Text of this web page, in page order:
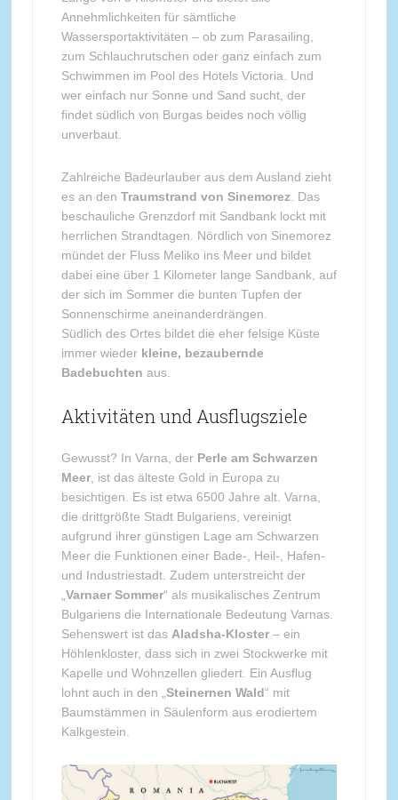
Annehmlichkeiten für sämtliche
Wassersportaktivitäten – ob zum Parasailing,
zum Schlauchrutschen oder ganz einfach zum
Schwimmen im Pool des Hotels Victoria. Und
wer einfach nur Sonne und Sand sucht, der
findet südlich von Burgas beides noch völlig
unverbaut.
Zahlreiche Badeurlauber aus dem Ausland zieht
es an den Traumstrand von Sinemorez . Das
beschauliche Grenzdorf mit Sandbank lockt mit
herrlichen Strandtagen. Nördlich von Sinemorez
mündet der Fluss Meliko ins Meer und bildet
dabei eine über 1 Kilometer lange Sandbank, auf
der sich im Sommer die bunten Tupfen der
Sonnenschirme aneinanderdrängen.
Südlich des Ortes bildet die eher felsige Küste
immer wieder kleine, bezaubernde
Badebuchten aus.
Aktivitäten und Ausflugsziele
Gewusst? In Varna, der Perle am Schwarzen
Meer, ist das älteste Gold in Europa zu
besichtigen. Es ist etwa 6500 Jahre alt. Varna,
die drittgrößte Stadt Bulgariens, vereinigt
aufgrund ihrer günstigen Lage am Schwarzen
Meer die Funktionen einer Bade-, Heil-, Hafen-
und Industriestadt. Zudem unterstreicht der
Varnaer Sommer“ als musikalisches Zentrum
Bulgariens die Internationale Bedeutung Varnas.
Sehenswert ist das Aladsha-Kloster– ein
Höhlenkloster, dass sich in zwei Stockwerke mit
Kapelle und Wohnzellen gliedert. Ein Ausflug
lohnt auch in den „ Steinernen Wald“ mit
Baumstämmen in Säulenform aus erodiertem
Kalkgestein.